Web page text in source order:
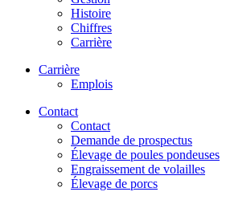
Histoire
Chiffres
Carrière
Carrière
Emplois
Contact
Contact
Demande de prospectus
Élevage de poules pondeuses
Engraissement de volailles
Élevage de porcs